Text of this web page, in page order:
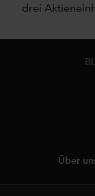
drei
Über